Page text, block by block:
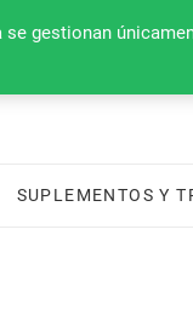
gestionan
SUPLEMENTOS Y